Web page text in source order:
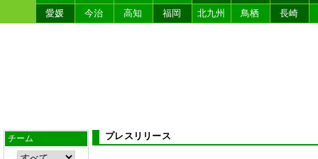
愛媛
今治 高知 福岡 北九州 鳥栖 長崎
チーム プレスリリース